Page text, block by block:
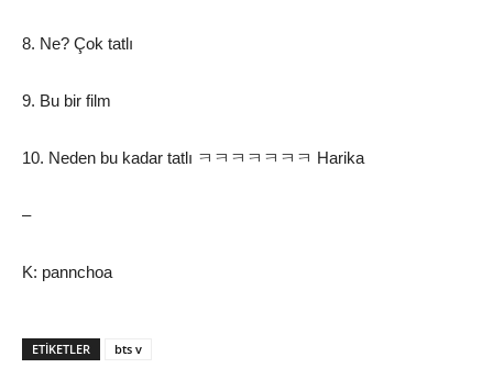
8. Ne? Çok tatlı
9. Bu bir film
10. Neden bu kadar tatlı ㅋㅋㅋㅋㅋㅋㅋ Harika
–
K: pannchoa
ETIKETLER bts v